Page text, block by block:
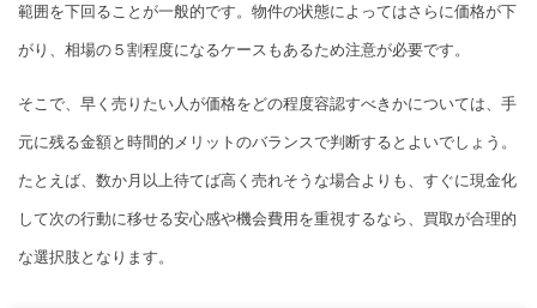
範囲を下回ることが一般的です。物件の状態によってはさらに価格が下
がり、相場の５割程度になるケースもあるため注意が必要です。
そこで、早く売りたい人が価格をどの程度容認すべきかについては、手
元に残る金額と時間的メリットのバランスで判断するとよいでしょう。
たとえば、数か月以上待てば高く売れそうな場合よりも、すぐに現金化
して次の行動に移せる安心感や機会費用を重視するなら、買取が合理的
な選択肢となります。